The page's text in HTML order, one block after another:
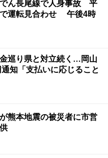
でん長尾線で人身事故 平
運転見合わせ 午後4時
巡り県と対立続く…岡山
知「支払いに応じること
熊本地震の被災者に市営